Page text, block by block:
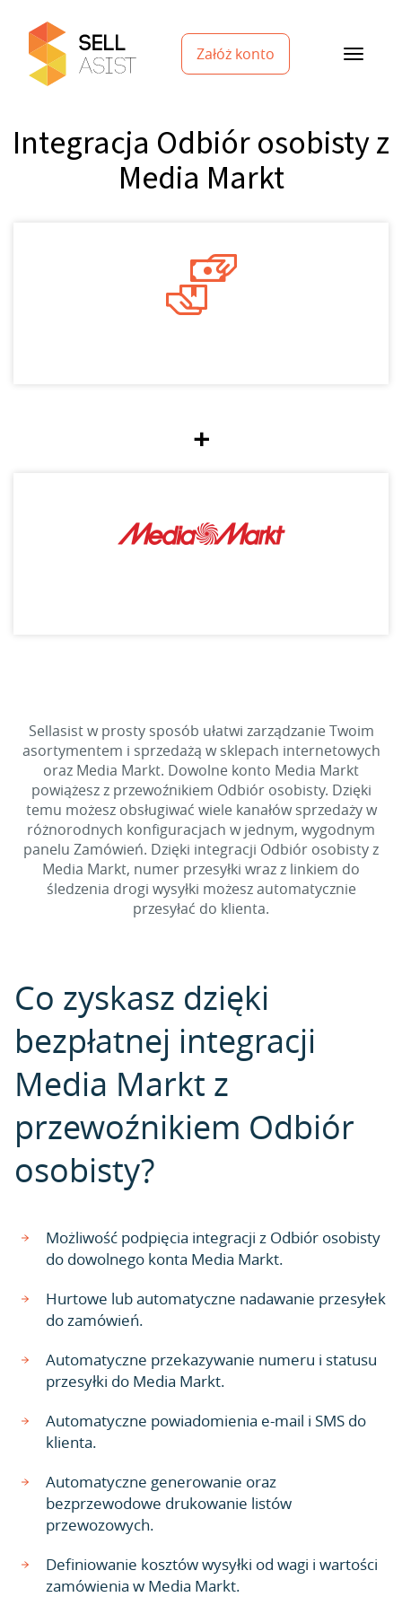
Załóż konto
Integracja Odbiór osobisty z
Media Markt
+
Sellasist w prosty sposób ułatwi zarządzanie Twoim
asortymentem i sprzedażą w sklepach internetowych
oraz Media Markt. Dowolne konto Media Markt
powiążesz z przewoźnikiem Odbiór osobisty. Dzięki
temu możesz obsługiwać wiele kanałów sprzedaży w
różnorodnych konfiguracjach w jednym, wygodnym
panelu Zamówień. Dzięki integracji Odbiór osobisty z
Media Markt, numer przesyłki wraz z linkiem do
śledzenia drogi wysyłki możesz automatycznie
przesyłać do klienta.
Co zyskasz dzięki
bezpłatnej integracji
Media Markt z
przewoźnikiem Odbiór
osobisty?
Możliwość podpięcia integracji z Odbiór osobisty
do dowolnego konta Media Markt.
Hurtowe lub automatyczne nadawanie przesyłek
do zamówień.
Automatyczne przekazywanie numeru i statusu
przesyłki do Media Markt.
Automatyczne powiadomienia e-mail i SMS do
klienta.
Automatyczne generowanie oraz
bezprzewodowe drukowanie listów
przewozowych.
Definiowanie kosztów wysyłki od wagi i wartości
zamówienia w Media Markt.